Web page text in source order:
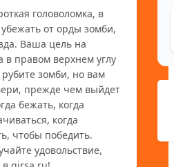
от орды зомби,
Ваша цель на
в правом верхнем углу
зомби, но вам
прежде чем выйдет
бежать, когда
когда
чтобы победить.
удовольствие,